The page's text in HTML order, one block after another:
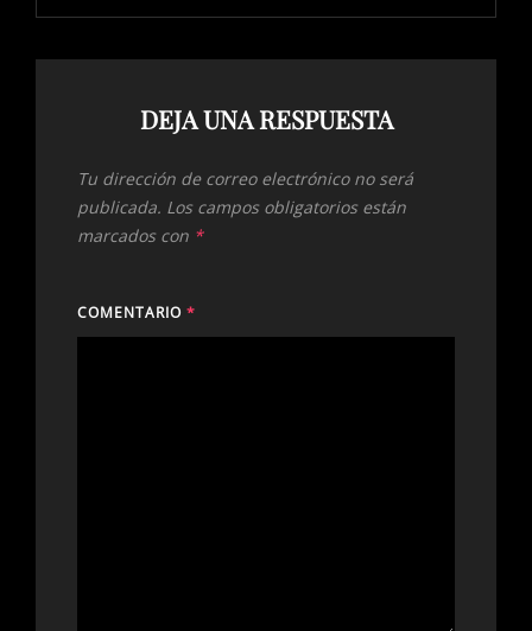
DEJA UNA RESPUESTA
Tu dirección de correo electrónico no será
publicada. Los campos obligatorios están
marcados con *
COMENTARIO *